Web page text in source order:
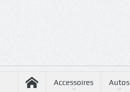
Accessoires Autos